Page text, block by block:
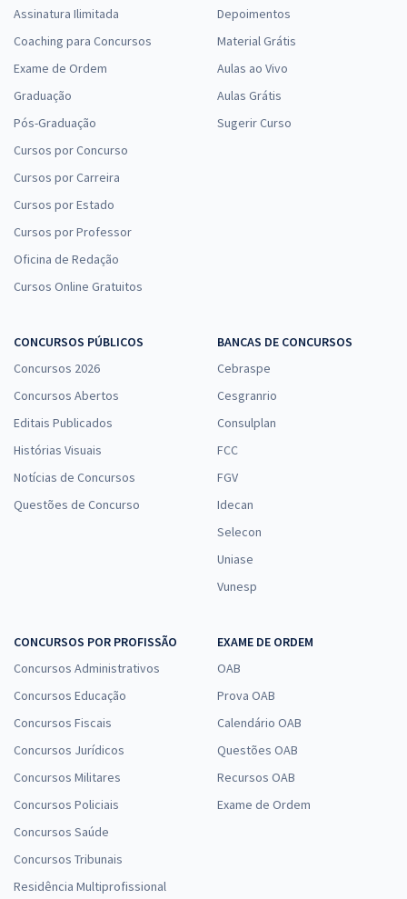
Assinatura Ilimitada
Coaching para Concursos
Exame de Ordem
Graduação
Pós-Graduação
Cursos por Concurso
Cursos por Carreira
Cursos por Estado
Cursos por Professor
Oficina de Redação
Cursos Online Gratuitos
Depoimentos
Material Grátis
Aulas ao Vivo
Aulas Grátis
Sugerir Curso
CONCURSOS PÚBLICOS
Concursos 2026
Concursos Abertos
Editais Publicados
Histórias Visuais
Notícias de Concursos
Questões de Concurso
BANCAS DE CONCURSOS
Cebraspe
Cesgranrio
Consulplan
FCC
FGV
Idecan
Selecon
Uniase
Vunesp
CONCURSOS POR PROFISSÃO
Concursos Administrativos
Concursos Educação
Concursos Fiscais
Concursos Jurídicos
Concursos Militares
Concursos Policiais
Concursos Saúde
Concursos Tribunais
Residência Multiprofissional
EXAME DE ORDEM
OAB
Prova OAB
Calendário OAB
Questões OAB
Recursos OAB
Exame de Ordem